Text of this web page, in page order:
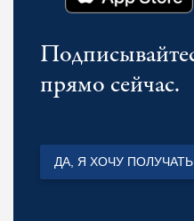
прямо сейчас.
ДА, Я ХОЧУ